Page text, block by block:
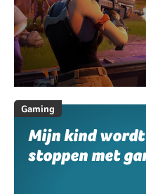
Gaming
Mijn kind
stoppen met